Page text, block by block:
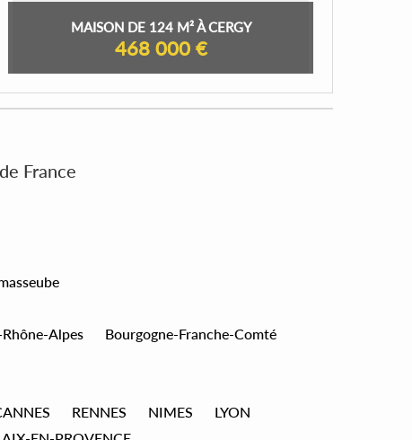
MAISON DE 124 M² À CERGY
468 000 €
France
Alpes
Bourgogne-Franche-Comté
RENNES NIMES
LYON